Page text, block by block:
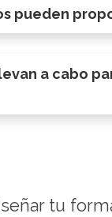
pueden
a cabo
tu